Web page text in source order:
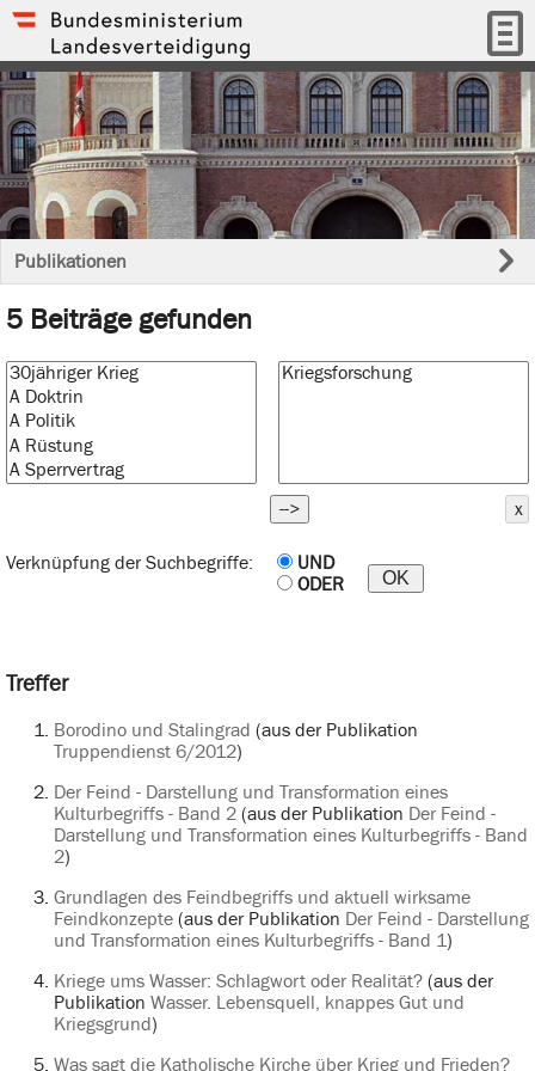
Publikationen
5 Beiträge gefunden
Verknüpfung der Suchbegriffe:
UND
ODER
Treffer
Borodino und Stalingrad (aus der Publikation
Truppendienst 6/2012)
Der Feind - Darstellung und Transformation eines
Kulturbegriffs - Band 2(aus der Publikation Der Feind -
Darstellung und Transformation eines Kulturbegriffs - Band
2)
Grundlagen des Feindbegriffs und aktuell wirksame
Feindkonzepte(aus der Publikation Der Feind - Darstellung
und Transformation eines Kulturbegriffs - Band 1 )
Kriege ums Wasser: Schlagwort oder Realität?(aus der
Publikation Wasser. Lebensquell, knappes Gut und
Kriegsgrund)
Was sagt die Katholische Kirche über Krieg und Frieden?